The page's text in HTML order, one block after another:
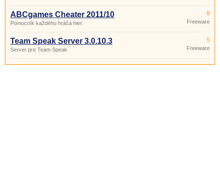
ABCgames Cheater 2011/10
Pomocník každého hráča hier.
8
Freeware
Team Speak Server 3.0.10.3
Server pre Team Speak
5
Freeware